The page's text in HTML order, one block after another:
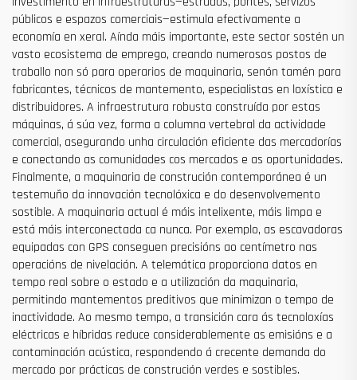
públicos e espazos comerciais—estimula efectivamente a
economía en xeral. Aínda máis importante, este sector sostén un
vasto ecosistema de emprego, creando numerosos postos de
traballo non só para operarios de maquinaria, senón tamén para
fabricantes, técnicos de mantemento, especialistas en loxística e
distribuidores. A infraestrutura robusta construída por estas
máquinas, á súa vez, forma a columna vertebral da actividade
comercial, asegurando unha circulación eficiente das mercadorías
e conectando as comunidades cos mercados e as oportunidades.
Finalmente, a maquinaria de construción contemporánea é un
testemuño da innovación tecnolóxica e do desenvolvemento
sostible. A maquinaria actual é máis intelixente, máis limpa e
está máis interconectada ca nunca. Por exemplo, as escavadoras
equipadas con GPS conseguen precisións ao centímetro nas
operacións de nivelación. A telemática proporciona datos en
tempo real sobre o estado e a utilización da maquinaria,
permitindo mantementos preditivos que minimizan o tempo de
inactividade. Ao mesmo tempo, a transición cara ás tecnoloxías
eléctricas e híbridas reduce considerablemente as emisións e a
contaminación acústica, respondendo á crecente demanda do
mercado por prácticas de construción verdes e sostibles.